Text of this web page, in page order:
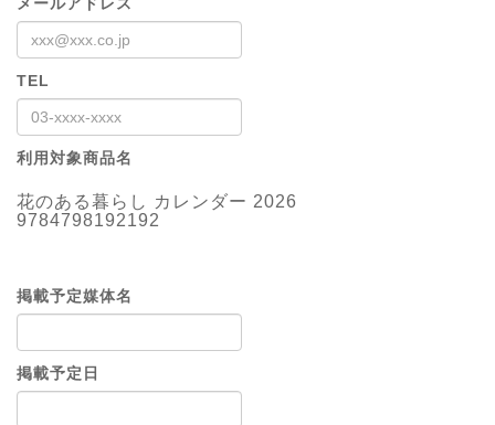
TEL
利用対象商品名
花のある暮らし カレンダー 2026
9784798192192
掲載予定媒体名
掲載予定日